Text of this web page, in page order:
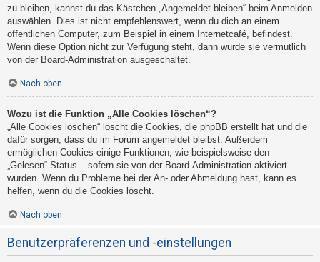
zu bleiben, kannst du das Kästchen „Angemeldet bleiben“ beim Anmelden
auswählen. Dies ist nicht empfehlenswert, wenn du dich an einem
öffentlichen Computer, zum Beispiel in einem Internetcafé, befindest.
Wenn diese Option nicht zur Verfügung steht, dann wurde sie vermutlich
von der Board-Administration ausgeschaltet.
Nach oben
Wozu ist die Funktion „Alle Cookies löschen“?
„Alle Cookies löschen“ löscht die Cookies, die phpBB erstellt hat und die
dafür sorgen, dass du im Forum angemeldet bleibst. Außerdem
ermöglichen Cookies einige Funktionen, wie beispielsweise den
„Gelesen“-Status – sofern sie von der Board-Administration aktiviert
wurden. Wenn du Probleme bei der An- oder Abmeldung hast, kann es
helfen, wenn du die Cookies löscht.
Nach oben
Benutzerpräferenzen und -einstellungen